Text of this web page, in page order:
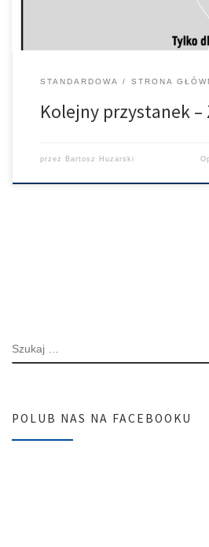
STANDARDOWA STRONA
Kolejny przystanek –
przez Bartosz Huzarski
SZUKAJ
POLUB NAS NA FACEBOOKU